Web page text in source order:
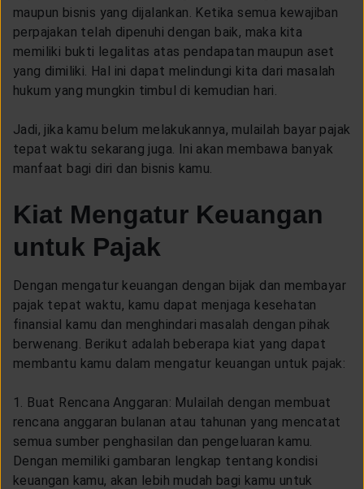
maupun bisnis yang dijalankan. Ketika semua kewajiban
perpajakan telah dipenuhi dengan baik, maka kita
memiliki bukti legalitas atas pendapatan maupun aset
yang dimiliki. Hal ini dapat melindungi kita dari masalah
hukum yang mungkin timbul di kemudian hari.
Jadi, jika kamu belum melakukannya, mulailah bayar pajak
tepat waktu sekarang juga. Ini akan membawa banyak
manfaat bagi diri dan bisnis kamu.
Kiat Mengatur Keuangan
untuk Pajak
Dengan mengatur keuangan dengan bijak dan membayar
pajak tepat waktu, kamu dapat menjaga kesehatan
finansial kamu dan menghindari masalah dengan pihak
berwenang. Berikut adalah beberapa kiat yang dapat
membantu kamu dalam mengatur keuangan untuk pajak:
1. Buat Rencana Anggaran: Mulailah dengan membuat
rencana anggaran bulanan atau tahunan yang mencatat
semua sumber penghasilan dan pengeluaran kamu.
Dengan memiliki gambaran lengkap tentang kondisi
keuangan kamu, akan lebih mudah bagi kamu untuk